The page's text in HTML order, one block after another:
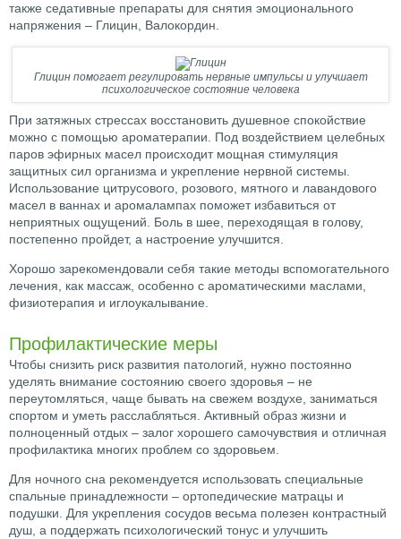
также седативные препараты для снятия эмоционального
напряжения – Глицин, Валокордин.
Глицин помогает регулировать нервные импульсы и улучшает
психологическое состояние человека
При затяжных стрессах восстановить душевное спокойствие
можно с помощью ароматерапии. Под воздействием целебных
паров эфирных масел происходит мощная стимуляция
защитных сил организма и укрепление нервной системы.
Использование цитрусового, розового, мятного и лавандового
масел в ваннах и аромалампах поможет избавиться от
неприятных ощущений. Боль в шее, переходящая в голову,
постепенно пройдет, а настроение улучшится.
Хорошо зарекомендовали себя такие методы вспомогательного
лечения, как массаж, особенно с ароматическими маслами,
физиотерапия и иглоукалывание.
Профилактические меры
Чтобы снизить риск развития патологий, нужно постоянно
уделять внимание состоянию своего здоровья – не
переутомляться, чаще бывать на свежем воздухе, заниматься
спортом и уметь расслабляться. Активный образ жизни и
полноценный отдых – залог хорошего самочувствия и отличная
профилактика многих проблем со здоровьем.
Для ночного сна рекомендуется использовать специальные
спальные принадлежности – ортопедические матрацы и
подушки. Для укрепления сосудов весьма полезен контрастный
душ, а поддержать психологический тонус и улучшить